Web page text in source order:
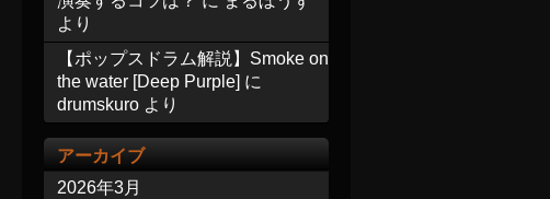
より
【ポップスドラム解説】Smoke on
the water [Deep Purple] に
drumskuro より
アーカイブ
2026年3月